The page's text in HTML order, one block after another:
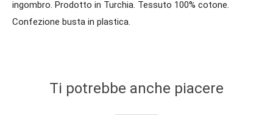
ingombro. Prodotto in Turchia. Tessuto 100% cotone.
Confezione busta in plastica.
Ti potrebbe anche piacere